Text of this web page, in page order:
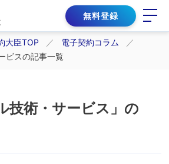
無料登録
大臣TOP
電子契約コラム
ビスの記事一覧
技術・サービス」の